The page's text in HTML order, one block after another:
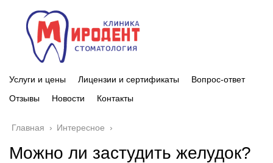
Услуги и цены Лицензии и сертификаты
Вопрос-ответ
Отзывы
Новости Контакты
Главная › Интересное ›
Можно ли застудить желудок?